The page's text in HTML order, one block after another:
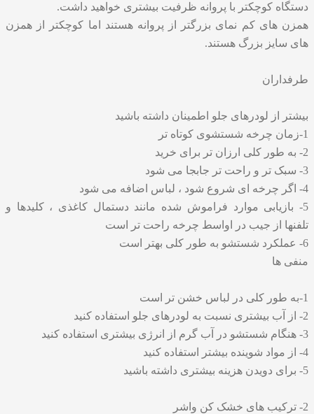
دستگاه کوچکتر با پروانه ظرفیت بیشتری خواهید داشت.
همزن های کم نمای بزرگتر از پروانه هستند اما کوچکتر از همزن
های سایز بزرگ هستند.
طرفداران
بیشتر از لودرهای جلو اطمینان داشته باشید
1-زمان چرخه شستشوی کوتاه تر
2- به طور کلی ارزان تر برای خرید
3- سبک تر و راحت تر جابجا می شود
4- اگر چرخه ای شروع شود ، لباس اضافه می شود
5- بازیابی موارد فراموش شده مانند دستمال کاغذی ، کلیدها و
تلفنها از جیب در اواسط چرخه راحت تر است
6- عملکرد شستشو به طور کلی بهتر است
منفی ها
1-به طور کلی در لباس خشن تر است
2- از آب بیشتری نسبت به لودرهای جلو استفاده کنید
3- هنگام شستشو در آب گرم از انرژی بیشتری استفاده کنید
4- از مواد شوینده بیشتر استفاده کنید
5- برای دویدن هزینه بیشتری داشته باشید
2- ترکیب های خشک کن واشر